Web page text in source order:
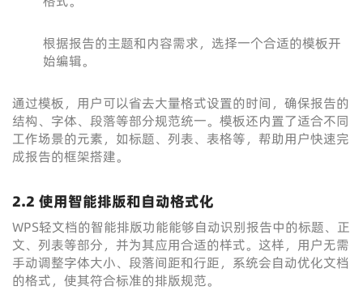
根据报告的主题和内容需求，选择一个合适的模板开
始编辑。
通过模板，用户可以省去大量格式设置的时间，确保报告的
结构、字体、段落等部分规范统一。模板还内置了适合不同
工作场景的元素，如标题、列表、表格等，帮助用户快速完
成报告的框架搭建。
2.2 使用智能排版和自动格式化
WPS轻文档的智能排版功能能够自动识别报告中的标题、正
文、列表等部分，并为其应用合适的样式。这样，用户无需
手动调整字体大小、段落间距和行距，系统会自动优化文档
的格式，使其符合标准的排版规范。